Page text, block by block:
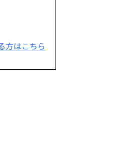
方はこちら